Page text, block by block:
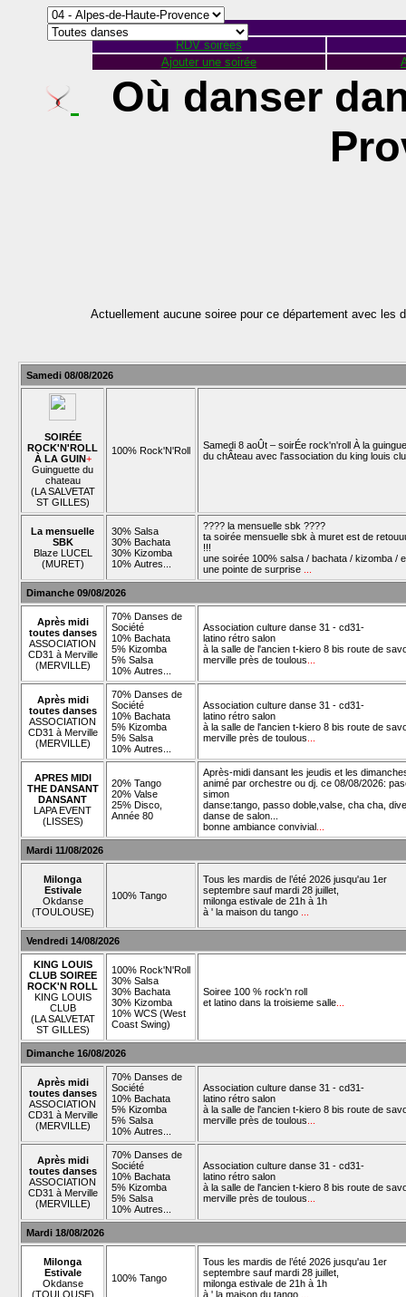
RDV soirées
Ajouter une soirée
Où danser
Actuellement aucune soiree pour ce département avec
Samedi 08/08/2026
SOIRÉE
ROCK'N'ROLL
À LA GUIN+
Guinguette du
chateau
(LA SALVETAT
ST GILLES)
100% Rock'N'Roll
Samedi 8 aoÛt – soirÉe rock'n'roll À la
du chÂteau avec l'association du king louis
La mensuelle
SBK
Blaze LUCEL
(MURET)
30% Salsa
30% Bachata
30% Kizomba
10% Autres...
???? la mensuelle sbk ????
ta soirée mensuelle sbk à muret est de
!!!
une soirée 100% salsa / bachata / kizomba /
une pointe de surprise
Dimanche 09/08/2026
Après midi
toutes danses
ASSOCIATION
CD31 à Merville
(MERVILLE)
70% Danses de
Société
10% Bachata
5% Kizomba
5% Salsa
10% Autres...
Association culture danse 31 - cd31-
latino rétro salon
à la salle de l'ancien t-kiero 8 bis route de
merville près de toulous
Après midi
toutes danses
ASSOCIATION
CD31 à Merville
(MERVILLE)
70% Danses de
Société
10% Bachata
5% Kizomba
5% Salsa
10% Autres...
Association culture danse 31 - cd31-
latino rétro salon
à la salle de l'ancien t-kiero 8 bis route de
merville près de toulous
APRES MIDI
THE DANSANT
DANSANT
LAPA EVENT
(LISSES)
20% Tango
20% Valse
25% Disco,
Année 80
Après-midi dansant les jeudis et les
animé par orchestre ou dj. ce 08/08/2026:
simon
danse:tango, passo doble,valse, cha cha,
danse de salon...
bonne ambiance convivial
Mardi 11/08/2026
Milonga
Estivale
Okdanse
(TOULOUSE)
100% Tango
Tous les mardis de l’été 2026 jusqu'au 1er
septembre sauf mardi 28 juillet,
milonga estivale de 21h à 1h
à ' la maison du tango
Vendredi 14/08/2026
KING LOUIS
CLUB SOIREE
ROCK'N ROLL
KING LOUIS
CLUB
(LA SALVETAT
ST GILLES)
100% Rock'N'Roll
30% Salsa
30% Bachata
30% Kizomba
10% WCS (West
Coast Swing)
Soiree 100 % rock'n roll
et latino dans la troisieme salle
Dimanche 16/08/2026
Après midi
toutes danses
ASSOCIATION
CD31 à Merville
(MERVILLE)
70% Danses de
Société
10% Bachata
5% Kizomba
5% Salsa
10% Autres...
Association culture danse 31 - cd31-
latino rétro salon
à la salle de l'ancien t-kiero 8 bis route de
merville près de toulous
Après midi
toutes danses
ASSOCIATION
CD31 à Merville
(MERVILLE)
70% Danses de
Société
10% Bachata
5% Kizomba
5% Salsa
10% Autres...
Association culture danse 31 - cd31-
latino rétro salon
à la salle de l'ancien t-kiero 8 bis route de
merville près de toulous
Mardi 18/08/2026
Milonga
Estivale
Okdanse
(TOULOUSE)
100% Tango
Tous les mardis de l’été 2026 jusqu'au 1er
septembre sauf mardi 28 juillet,
milonga estivale de 21h à 1h
à ' la maison du tango